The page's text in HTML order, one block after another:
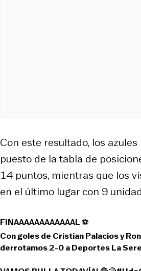
Con este resultado, los
puesto de la tabla de
14 puntos, mientras que los
en el último lugar con 9
FINAAAAAAAAAAAAL ⚽️
Con goles de Cristian Palacios y
derrotamos 2-0 a Deportes La